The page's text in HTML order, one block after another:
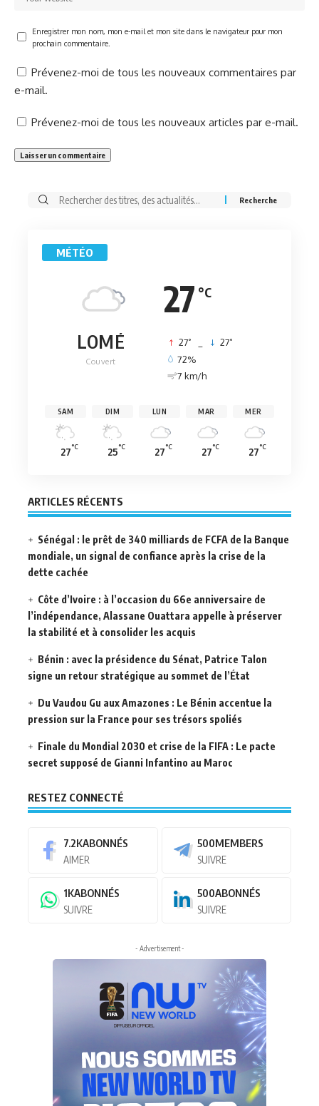
Enregistrer mon nom, mon e-mail et mon site dans le navigateur pour mon
prochain commentaire.
Prévenez-moi de tous les nouveaux commentaires par
e-mail.
Prévenez-moi de tous les nouveaux articles par e-mail.
Rechercher:
MÉTÉO
27 °C
LOMÉ
Couvert
27° 27°
72%
7 km/h
SAM
27°C
DIM
25°C
LUN
27°C
MAR
27°C
MER
27°C
ARTICLES RÉCENTS
Sénégal : le prêt de 340 milliards de FCFA de la Banque
mondiale, un signal de confiance après la crise de la
dette cachée
Côte d’Ivoire : à l’occasion du 66e anniversaire de
l’indépendance, Alassane Ouattara appelle à préserver
la stabilité et à consolider les acquis
Bénin : avec la présidence du Sénat, Patrice Talon
signe un retour stratégique au sommet de l’État
Du Vaudou Gu aux Amazones : Le Bénin accentue la
pression sur la France pour ses trésors spoliés
Finale du Mondial 2030 et crise de la FIFA : Le pacte
secret supposé de Gianni Infantino au Maroc
RESTEZ CONNECTÉ
7.2KABONNÉS
AIMER
500MEMBERS
SUIVRE
1KABONNÉS
SUIVRE
500ABONNÉS
SUIVRE
- Advertisement -